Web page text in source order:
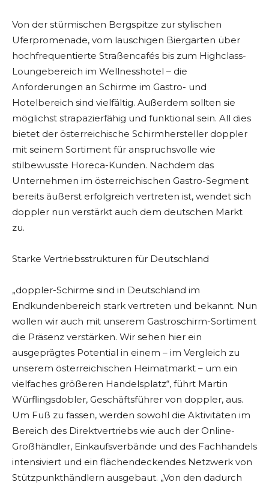
Von der stürmischen Bergspitze zur stylischen
Uferpromenade, vom lauschigen Biergarten über
hochfrequentierte Straßencafés bis zum Highclass-
Loungebereich im Wellnesshotel – die
Anforderungen an Schirme im Gastro- und
Hotelbereich sind vielfältig. Außerdem sollten sie
möglichst strapazierfähig und funktional sein. All dies
bietet der österreichische Schirmhersteller doppler
mit seinem Sortiment für anspruchsvolle wie
stilbewusste Horeca-Kunden. Nachdem das
Unternehmen im österreichischen Gastro-Segment
bereits äußerst erfolgreich vertreten ist, wendet sich
doppler nun verstärkt auch dem deutschen Markt
zu.
Starke Vertriebsstrukturen für Deutschland
„doppler-Schirme sind in Deutschland im
Endkundenbereich stark vertreten und bekannt. Nun
wollen wir auch mit unserem Gastroschirm-Sortiment
die Präsenz verstärken. Wir sehen hier ein
ausgeprägtes Potential in einem – im Vergleich zu
unserem österreichischen Heimatmarkt – um ein
vielfaches größeren Handelsplatz“, führt Martin
Würflingsdobler, Geschäftsführer von doppler, aus.
Um Fuß zu fassen, werden sowohl die Aktivitäten im
Bereich des Direktvertriebs wie auch der Online-
Großhändler, Einkaufsverbände und des Fachhandels
intensiviert und ein flächendeckendes Netzwerk von
Stützpunkthändlern ausgebaut. „Von den dadurch